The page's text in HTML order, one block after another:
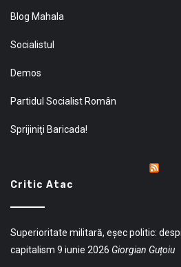
Blog Mahala
Socialistul
Demos
Partidul Socialist Român
Sprijiniţi Baricada!
Critic Atac
Superioritate militară, eșec politic:
capitalism 9 iunie 2026 Giorgian Guțoiu